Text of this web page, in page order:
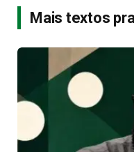
Mais textos